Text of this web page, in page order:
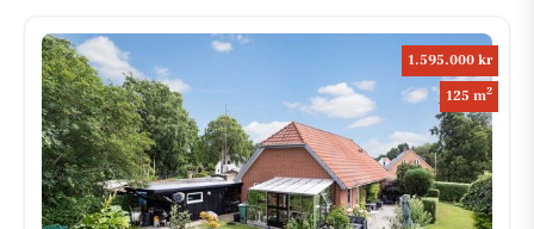
1.595.000 kr
125 m2